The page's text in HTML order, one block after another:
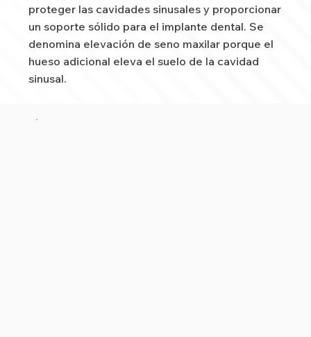
proteger las cavidades sinusales y proporcionar
un soporte sólido para el implante dental. Se
denomina elevación de seno maxilar porque el
hueso adicional eleva el suelo de la cavidad
sinusal.